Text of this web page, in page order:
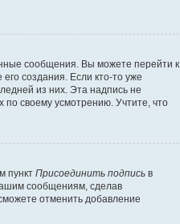
сообщения. Вы можете перейти к
создания. Если кто-то уже
из них. Эта надпись не
своему усмотрению. Учтите, что
пункт Присоединить подпись в
сообщениям, сделав
отменить добавление